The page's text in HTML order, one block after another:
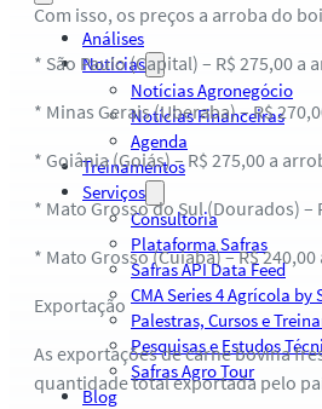
Análises
Notícias
Notícias Agronegócio
Notícias Financeiras
Agenda
Treinamentos
Serviços
Consultoria
Plataforma Safras
Safras API Data Feed
CMA Series 4 Agrícola by
Palestras, Cursos e
Pesquisas e Estudos
Safras Agro Tour
Blog
Com isso, os preços a arroba do
* São Paulo (Capital) – R$ 275,00
* Minas Gerais (Uberaba) – R$
* Goiânia (Goiás) – R$ 275,00 a
* Mato Grosso do Sul (Dourados) –
* Mato Grosso (Cuiabá) – R$
Exportação
As exportações de carne bovina
quantidade total exportada pelo